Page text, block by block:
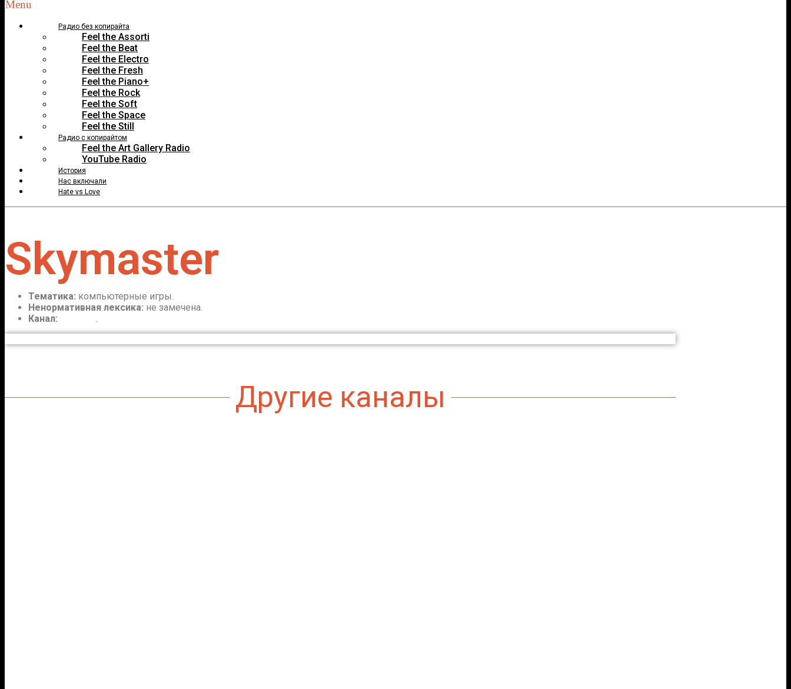
Menu
Радио без копирайта
Feel the Assorti
Feel the Beat
Feel the Electro
Feel the Fresh
Feel the Piano+
Feel the Rock
Feel the Soft
Feel the Space
Feel the Still
Радио с копирайтом
Feel the Art Gallery Radio
YouTube Radio
История
Нас включали
Hate vs Love
Skymaster
Тематика: компьютерные игры.
Ненормативная лексика: не замечена.
Канал:
.
Другие каналы